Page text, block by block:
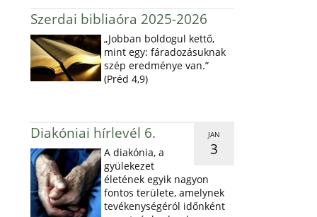
Szerdai bibliaóra 2025-2026
„Jobban boldogul kettő,
mint egy: fáradozásuknak
szép eredménye van.”
(Préd 4,9)
JAN
3
Diakóniai hírlevél 6.
A diakónia, a
gyülekezet
életének egyik nagyon
fontos területe, amelynek
tevékenységéról időnként